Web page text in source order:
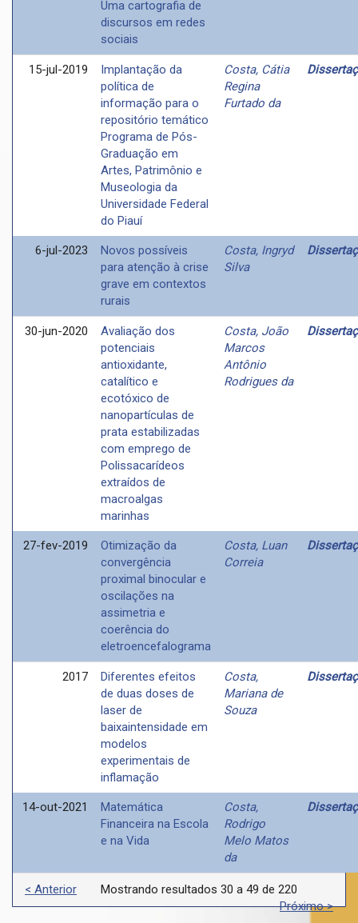
Uma cartografia de
discursos em redes
sociais
15-jul-2019
Implantação da
política de
informação para o
repositório temático
Programa de Pós-
Graduação em
Artes, Patrimônio e
Museologia da
Universidade Federal
do Piauí
Costa, Cátia
Regina
Furtado da
6-jul-2023
Novos possíveis
para atenção à crise
grave em contextos
rurais
Costa, Ingryd
Silva
30-jun-2020
Avaliação dos
potenciais
antioxidante,
catalítico e
ecotóxico de
nanopartículas de
prata estabilizadas
com emprego de
Polissacarídeos
extraídos de
macroalgas
marinhas
Costa, João
Marcos
Antônio
Rodrigues da
27-fev-2019
Otimização da
convergência
proximal binocular e
oscilações na
assimetria e
coerência do
eletroencefalograma
Costa, Luan
Correia
2017
Diferentes efeitos
de duas doses de
laser de
baixaintensidade em
modelos
experimentais de
inflamação
Costa,
Mariana de
Souza
14-out-2021
Matemática
Financeira na Escola
e na Vida
Costa,
Rodrigo
Melo Matos
da
Mostrando resultados 30 a 49 de 220
< Anterior
Próximo >